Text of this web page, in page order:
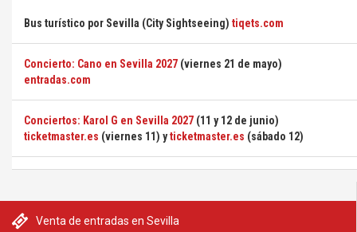
Venta de entradas en Sevilla
Bus turístico por Sevilla (City Sightseeing) tiqets.com
Concierto: Cano en Sevilla 2027 (viernes 21 de mayo)
entradas.com
Conciertos: Karol G en Sevilla 2027 (11 y 12 de junio)
ticketmaster.es (viernes 11) yticketmaster.es (sábado 12)